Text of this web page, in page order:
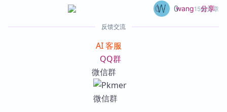
wang15篇文章
0 0 分享
反馈交流
AI 客服
QQ群
微信群